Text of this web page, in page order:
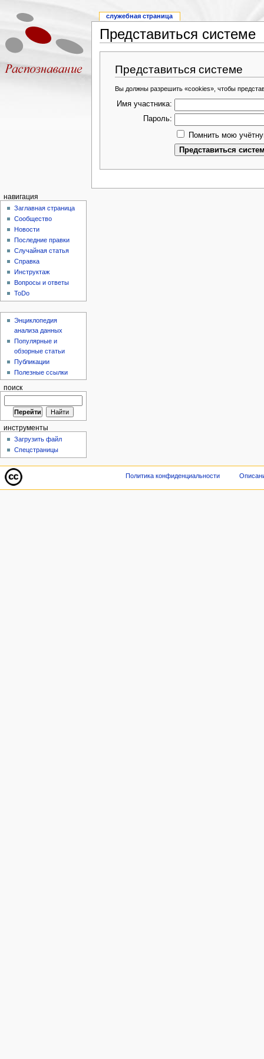
Представиться системе
Представиться системе
Вы должны разрешить «cookies», чтобы
Имя участника:
Пароль:
Помнить мою
служебная страница
навигация
Заглавная страница
Сообщество
Новости
Последние правки
Случайная статья
Справка
Инструктаж
Вопросы и ответы
ToDo
Энциклопедия
анализа данных
Популярные и
обзорные статьи
Публикации
Полезные ссылки
поиск
инструменты
Загрузить файл
Спецстраницы
Политика конфиденциальности